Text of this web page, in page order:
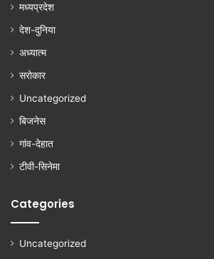
मध्यप्रदेश
देश-दुनिया
अध्यात्म
सरोकार
Uncategorized
बिजनेस
गांव-देहात
टीवी-सिनेमा
Categories
Uncategorized